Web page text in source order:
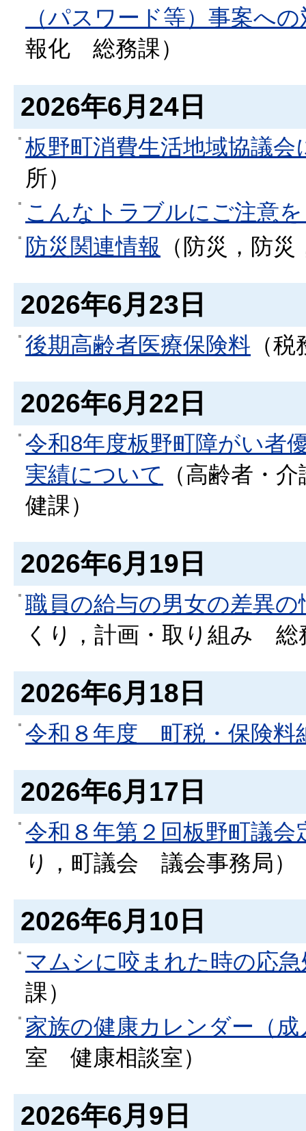
（パスワード等）事案へ
報化
総務課）
2026年6月24日
板野町消費生活地域協議会
所）
こんなトラブルにご注意
防災関連情報
（ 防災，防災
2026年6月23日
後期高齢者医療保険料 （税
2026年6月22日
令和8年度板野町障がい者
実績について
（高齢者・
健課）
2026年6月19日
職員の給与の男女の差異
くり，計画・取り組み
総
2026年6月18日
令和８年度 町税・保険料
2026年6月17日
令和８年第２回板野町議会
り，町議会
議会事務局）
2026年6月10日
マムシに咬まれた時の応
課）
家族の健康カレンダー（成
室
健康相談室）
2026年6月9日